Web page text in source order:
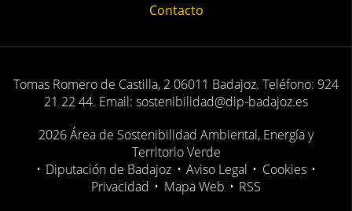
Contacto
Tomas Romero de Castilla, 2 06011 Badajoz. Teléfono: 924
21 22 44. Email: sostenibilidad@dip-badajoz.es
2026 Área de Sostenibilidad Ambiental, Energía y
Territorio Verde
• Diputación de Badajoz • Aviso Legal • Cookies •
Privacidad • Mapa Web • RSS